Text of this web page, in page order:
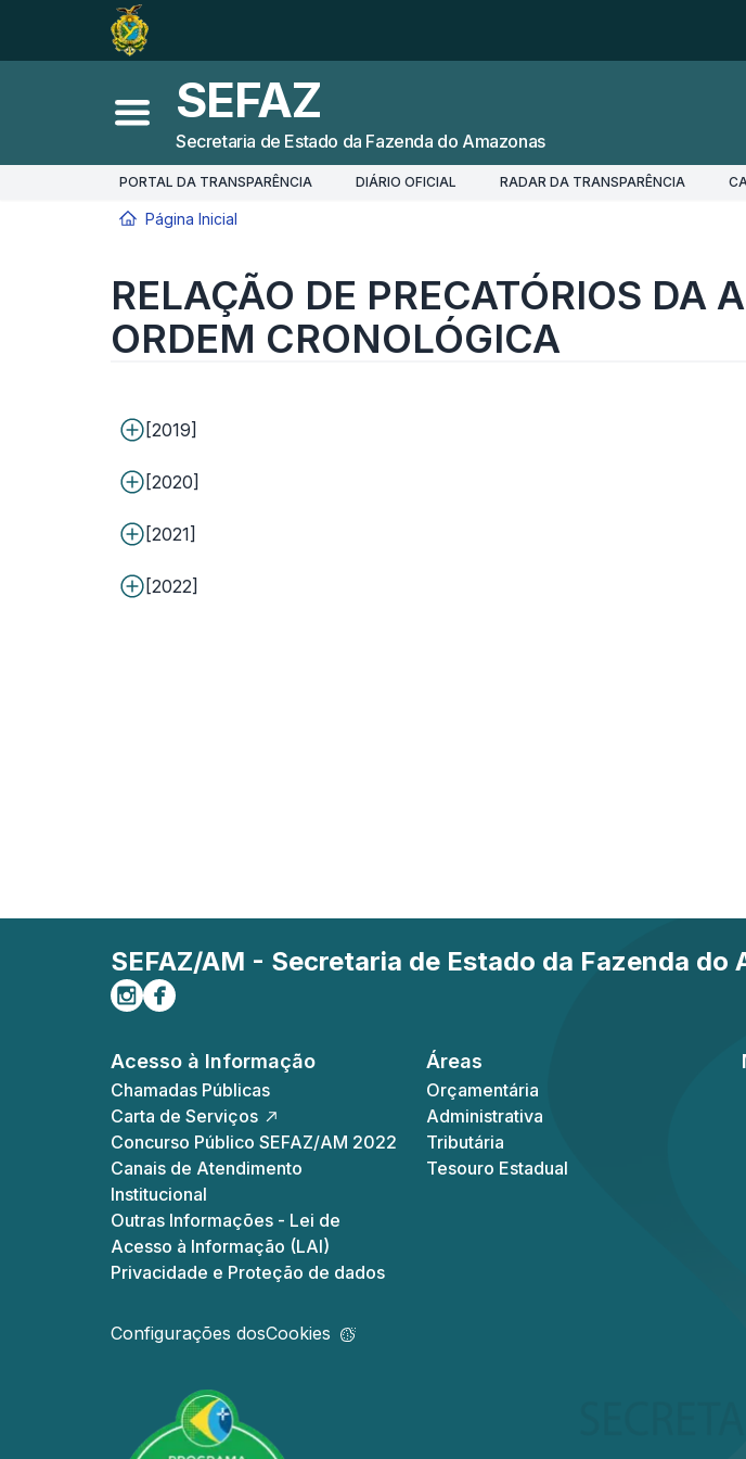
Ir para a
Busca 2
Abrir menu principal
SEFAZ
Secretaria de Estado da Fazenda do Amazonas
PORTAL DA TRANSPARÊNCIA DIÁRIO OFICIAL RADAR DA TRANSPARÊNCIA
Você está aqui:
Página Inicial
RELAÇÃO DE PRECATÓRIOS DA
ORDEM CRONOLÓGICA
[2019]
[2020]
[2021]
[2022]
SEFAZ/AM - Secretaria de Estado da Fazenda do
Siga-nos no Instagram
Curta-nos no Facebook
Acesso à Informação
Chamadas Públicas
Carta de Serviços
Concurso Público SEFAZ/AM 2022
Canais de Atendimento
Institucional
Outras Informações - Lei de
Acesso à Informação (LAI)
Privacidade e Proteção de dados
Áreas
Orçamentária
Administrativa
Tributária
Tesouro Estadual
Configurações dosCookies